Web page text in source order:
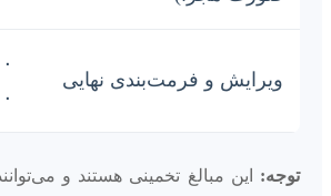
ویرایش و فرمت‌بندی نهایی
توجه: این مبالغ تخمینی هستند و